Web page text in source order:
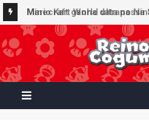
Mario Kart World
unidades vendidas no
da Famitsu
Minecraft ganha data no
Super Mario Mash-Up
gráfica exclusiva